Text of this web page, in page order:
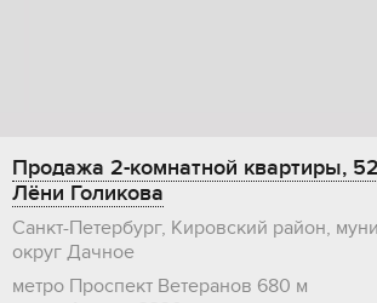
Продажа 2-комнатной квартиры,
Лёни Голикова
Санкт-Петербург, Кировский район,
округ Дачное
метро Проспект Ветеранов 680 м